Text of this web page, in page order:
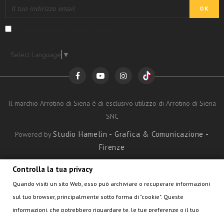
Select Language ▼
Il marchio Arrotino di Siena è di esclusivo utilizzo di Arrotino di Siena
SNC
Powered byStudio Hamelin - Grafica & Comunicazione -
Firenze
ARROTINO DI SIENA
Controlla la tua privacy
Quando visiti un sito Web, esso può archiviare o recuperare informazioni
sul tuo browser, principalmente sotto forma di "cookie". Queste
informazioni, che potrebbero riguardare te, le tue preferenze o il tuo